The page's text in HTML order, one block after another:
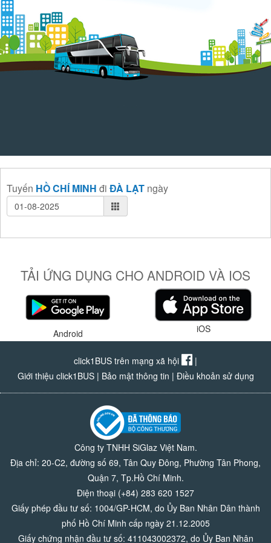
Tuyến HỒ CHÍ MINH đi ĐÀ LẠT ngày
TẢI ỨNG DỤNG CHO ANDROID VÀ IOS
Android iOS
click1BUS trên mạng xã hội
|
Giới thiệu click1BUS| Bảo mật thông tin | Điều khoản sử dụng
Công ty TNHH SiGlaz Việt Nam.
Địa chỉ: 20-C2, đường số 69, Tân Quy Đông, Phường Tân Phong,
Quận 7, Tp.Hồ Chí Minh.
Điện thoại (+84) 283 620 1527
Giấy phép đầu tư số: 1004/GP-HCM, do Ủy Ban Nhân Dân thành
phố Hồ Chí Minh cấp ngày 21.12.2005
Giấy chứng nhận đầu tư số: 411043002372, do Ủy Ban Nhân